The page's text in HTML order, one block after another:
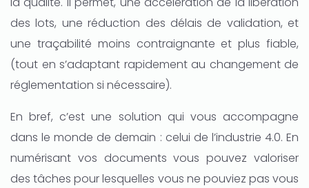
des lots, une réduction des délais de validation, et
une traçabilité moins contraignante et plus fiable,
(tout en s’adaptant rapidement au changement de
réglementation si nécessaire).
En bref, c’est une solution qui vous accompagne
dans le monde de demain : celui de l’industrie 4.0. En
numérisant vos documents vous pouvez valoriser
des tâches pour lesquelles vous ne pouviez pas vous